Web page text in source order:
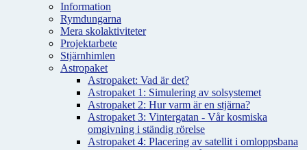
Information
Rymdungarna
Mera skolaktiviteter
Projektarbete
Stjärnhimlen
Astropaket
Astropaket: Vad är det?
Astropaket 1: Simulering av solsystemet
Astropaket 2: Hur varm är en stjärna?
Astropaket 3: Vintergatan - Vår kosmiska
omgivning i ständig rörelse
Astropaket 4: Placering av satellit i omloppsbana